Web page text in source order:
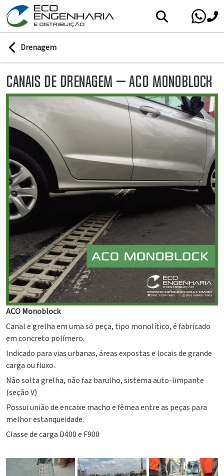
Drenagem
Canais de Drenagem – ACO Monoblock
ACO Monoblock
Canal e grelha em uma só peça, tipo monolítico, é fabricado
em concreto polímero.
Indicado para vias urbanas, áreas expostas e locais de grande
carga ou fluxo.
Não solta grelha, não faz barulho, sistema auto-limpante
(seção V)
Possui união de encaixe macho e fêmea entre as peças para
melhor estanqueidade.
Classe de carga D400 e F900